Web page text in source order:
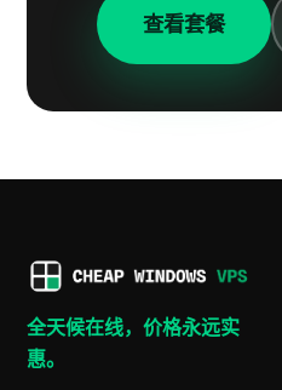
查看套餐
全天候在线，价格永远实
惠。